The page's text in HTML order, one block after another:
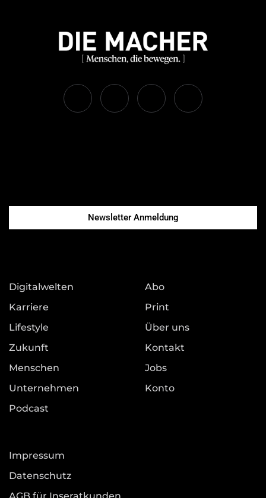
Newsletter Anmeldung
Digitalwelten
Karriere
Lifestyle
Zukunft
Menschen
Unternehmen
Podcast
Abo
Print
Über uns
Kontakt
Jobs
Konto
Impressum
Datenschutz